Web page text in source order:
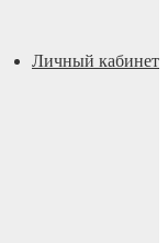
Личный кабинет